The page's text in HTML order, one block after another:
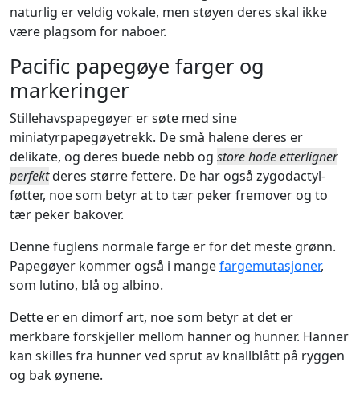
naturlig er veldig vokale, men støyen deres skal ikke
være plagsom for naboer.
Pacific papegøye farger og
markeringer
Stillehavspapegøyer er søte med sine
miniatyrpapegøyetrekk. De små halene deres er
delikate, og deres buede nebb og store hode etterligner
perfektderes større fettere. De har også zygodactyl-
føtter, noe som betyr at to tær peker fremover og to
tær peker bakover.
Denne fuglens normale farge er for det meste grønn.
Papegøyer kommer også i mangefargemutasjoner,
som lutino, blå og albino.
Dette er en dimorf art, noe som betyr at det er
merkbare forskjeller mellom hanner og hunner. Hanner
kan skilles fra hunner ved sprut av knallblått på ryggen
og bak øynene.